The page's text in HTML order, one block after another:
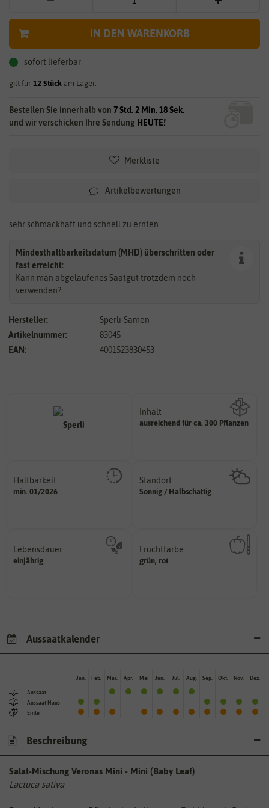
IN DEN WARENKORB
sofort lieferbar
gilt für 12 Stück am Lager.
Bestellen Sie innerhalb von 7 Std. 2 Min. 17 Sek.
und wir verschicken Ihre Sendung HEUTE!
Merkliste
Artikelbewertungen
sehr schmackhaft und schnell zu ernten
Mindesthaltbarkeitsdatum (MHD) überschritten oder
fast erreicht:
Kann man abgelaufenes Saatgut trotzdem noch
verwenden?
Hersteller:
Sperli-Samen
Artikelnummer:
83045
EAN:
4001523830453
Inhalt
ausreichend für ca. 300 Pflanzen
Wie viel ist enthalten
Haltbarkeit
min. 01/2026
und Pflanzgut sehr gut keimen
sollte.
Standort
Sonnig / Halbschattig
Pflanze? (schattig, halbschattig,
sonnig, vollsonnig)
Lebensdauer
einjährig
einjährig, zweijährig oder
mehrjährig.
Fruchtfarbe
grün, rot
sie nach dem Reifungsprozess
hat.
Aussaatkalender
Aussaat
Aussaat Haus
Ernte
Jan. Feb. Mär. Apr. Mai Jun. Jul. Aug. Sep. Okt. Nov. Dez.
Beschreibung
Salat-Mischung Veronas Mini - Mini (Baby Leaf)
Lactuca sativa